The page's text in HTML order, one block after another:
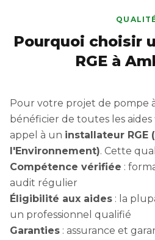
Pourquoi choisir
RGE à
Pour votre projet de pompe
bénéficier de toutes les aides
appel à un installateur RGE
l'Environnement). Cette
Compétence vérifiée :
audit régulier
Éligibilité aux aides : la
un professionnel qualifié
Garanties : assurance et